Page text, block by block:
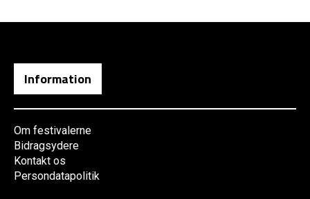
Information
Om festivalerne
Bidragsydere
Kontakt os
Persondatapolitik